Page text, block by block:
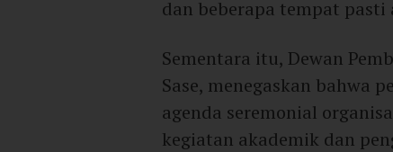
dan beberapa tempat
Sementara itu, Dewan
Sase, menegaskan bahwa
agenda seremonial
kegiatan akademik dan